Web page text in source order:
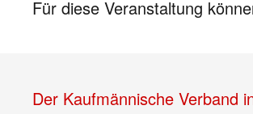
Für diese Veranstaltung
Der Kaufmännische Verband